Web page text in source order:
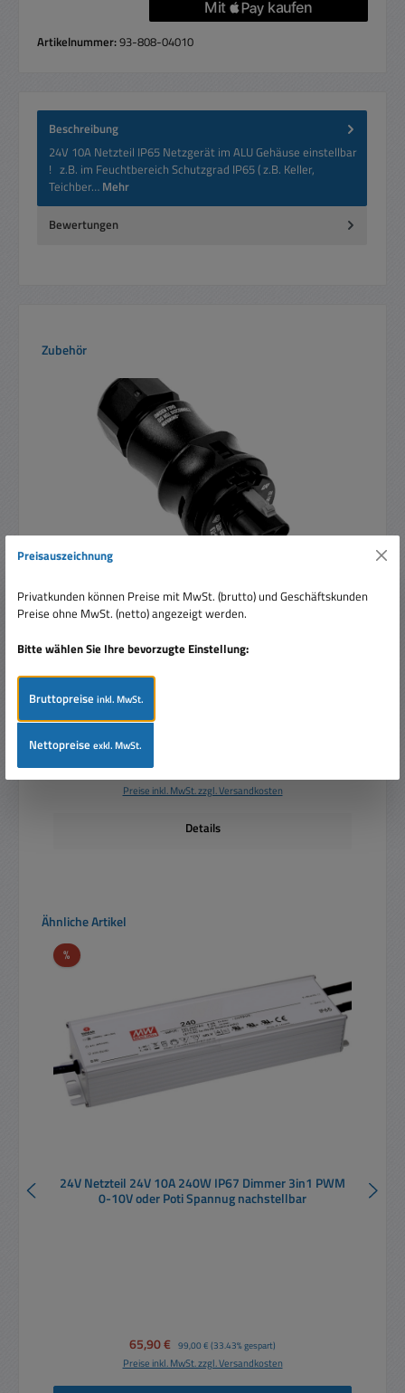
Artikelnummer:93-808-04010
Beschreibung
24V 10A Netzteil IP65 Netzgerät im ALU Gehäuse einstellbar
! z.B. im Feuchtbereich Schutzgrad IP65 ( z.B. Keller,
Teichber… Mehr
Bewertungen
Produktgalerie überspringen
Zubehör
Gesis 3pol IP68 Stecker wasserfest Netzstecker
wasserdichter Stecker
Preise inkl. MwSt. zzgl. Versandkosten
Details
Produktgalerie überspringen
Ähnliche Artikel
%Rabatt
24V Netzteil 24V 10A 240W IP67 Dimmer 3in1 PWM
0-10V oder Poti Spannug nachstellbar
Verkaufspreis:
65,90 € Regulärer Preis:
99,00 € (33.43% gespart)
Preise inkl. MwSt. zzgl. Versandkosten
Preisauszeichnung
Privatkunden können Preise mit MwSt. (brutto) und Geschäftskunden
Preise ohne MwSt. (netto) angezeigt werden.
Bitte wählen Sie Ihre bevorzugte Einstellung:
Bruttopreiseinkl. MwSt.
Nettopreiseexkl. MwSt.